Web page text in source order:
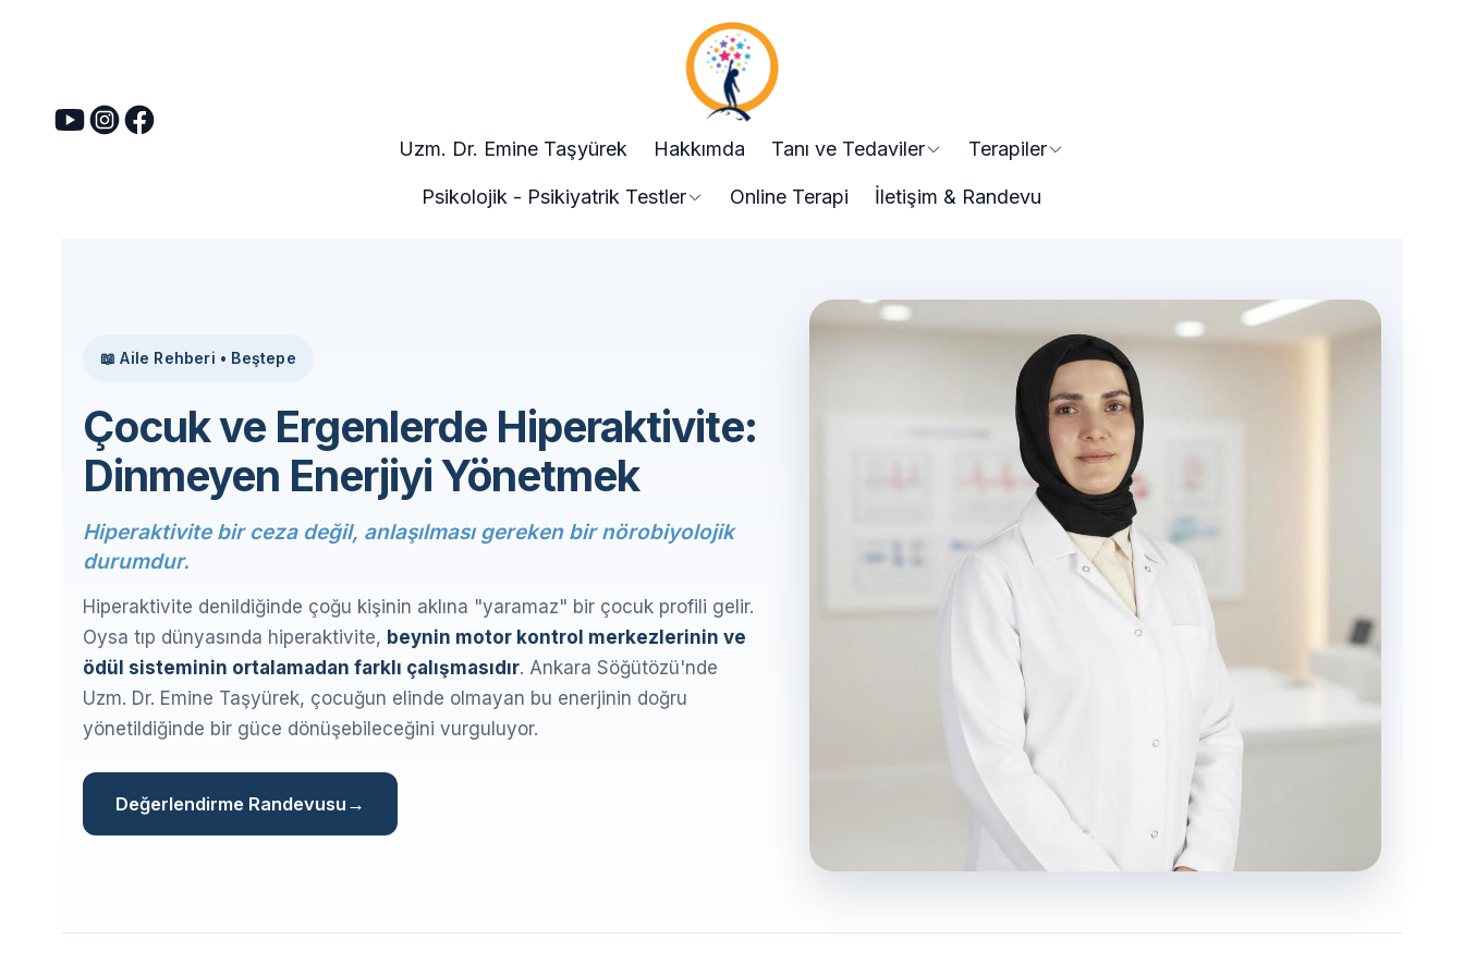
Uzm. Dr. Emine Taşyürek Hakkımda Tanı ve Tedaviler Terapiler
Psikolojik - Psikiyatrik Testler Online Terapi İletişim & Randevu
📖 Aile Rehberi • Beştepe
Çocuk ve Ergenlerde Hiperaktivite:
Dinmeyen Enerjiyi Yönetmek
Hiperaktivite bir ceza değil, anlaşılması gereken bir nörobiyolojik
durumdur.
Hiperaktivite denildiğinde çoğu kişinin aklına "yaramaz" bir çocuk profili gelir.
Oysa tıp dünyasında hiperaktivite, beynin motor kontrol merkezlerinin ve
ödül sisteminin ortalamadan farklı çalışmasıdır. Ankara Söğütözü'nde
Uzm. Dr. Emine Taşyürek, çocuğun elinde olmayan bu enerjinin doğru
yönetildiğinde bir güce dönüşebileceğini vurguluyor.
Değerlendirme Randevusu